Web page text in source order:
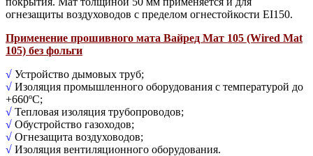
огнезащиты воздуховодов с пределом огнестойкости EI150.
Применение прошивного мата Вайред Мат 105 (Wired Mat
105) без фольги
√ Устройство дымовых труб;
√ Изоляция промышленного оборудования с температурой до
+660ºС;
√ Тепловая изоляция трубопроводов;
√ Обустройство газоходов;
√ Огнезащита воздуховодов;
√ Изоляция вентиляционного оборудования.